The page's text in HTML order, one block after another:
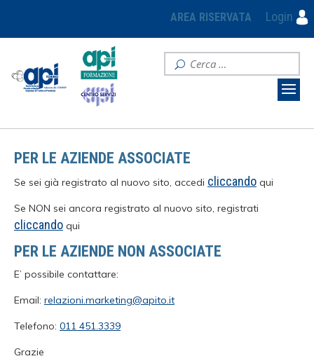
AREA RISERVATA Login
PER LE AZIENDE ASSOCIATE
Se sei già registrato al nuovo sito, accedi cliccando qui
Se NON sei ancora registrato al nuovo sito, registrati
cliccando qui
PER LE AZIENDE NON ASSOCIATE
E’ possibile contattare:
Email: relazioni.marketing@apito.it
Telefono: 011 451.3339
Grazie